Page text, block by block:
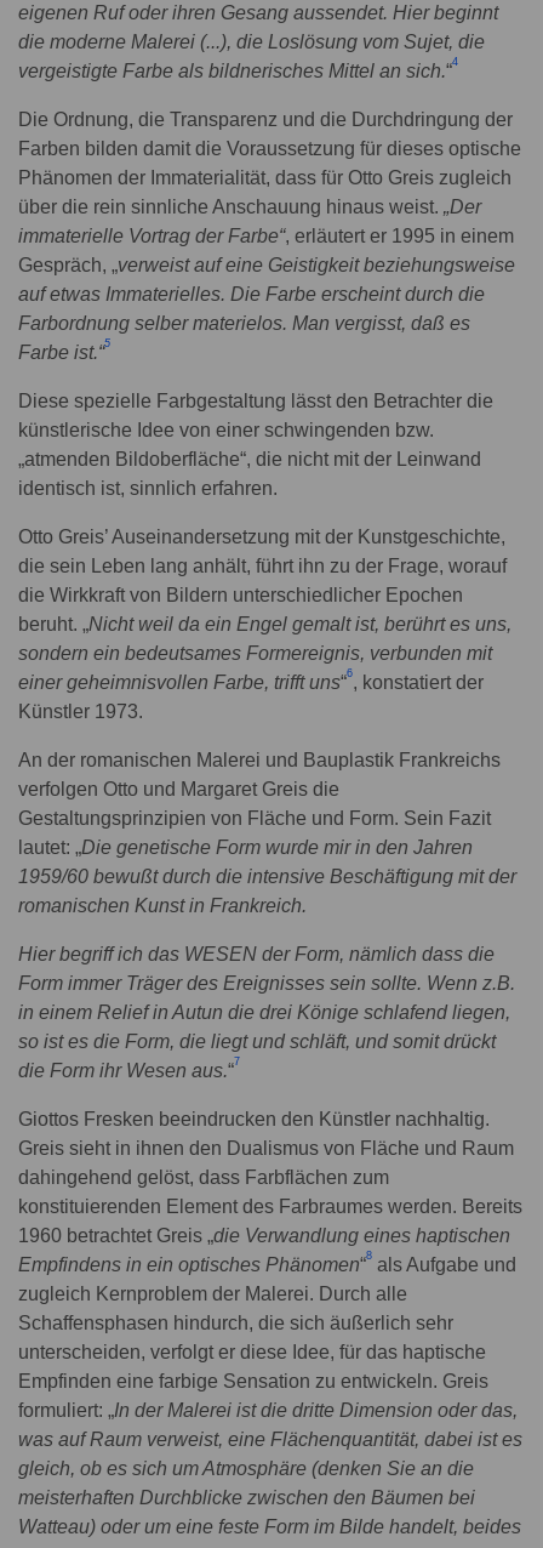
eigenen Ruf oder ihren Gesang aussendet. Hier beginnt
die moderne Malerei (...), die Loslösung vom Sujet, die
vergeistigte Farbe als bildnerisches Mittel an sich.“4
Die Ordnung, die Transparenz und die Durchdringung der
Farben bilden damit die Voraussetzung für dieses optische
Phänomen der Immaterialität, dass für Otto Greis zugleich
über die rein sinnliche Anschauung hinaus weist. „Der
immaterielle Vortrag der Farbe“, erläutert er 1995 in einem
Gespräch, „verweist auf eine Geistigkeit beziehungsweise
auf etwas Immaterielles. Die Farbe erscheint durch die
Farbordnung selber materielos. Man vergisst, daß es
Farbe ist.“5
Diese spezielle Farbgestaltung lässt den Betrachter die
künstlerische Idee von einer schwingenden bzw.
„atmenden Bildoberfläche“, die nicht mit der Leinwand
identisch ist, sinnlich erfahren.
Otto Greis’ Auseinandersetzung mit der Kunstgeschichte,
die sein Leben lang anhält, führt ihn zu der Frage, worauf
die Wirkkraft von Bildern unterschiedlicher Epochen
beruht. „Nicht weil da ein Engel gemalt ist, berührt es uns,
sondern ein bedeutsames Formereignis, verbunden mit
einer geheimnisvollen Farbe, trifft uns“6, konstatiert der
Künstler 1973.
An der romanischen Malerei und Bauplastik Frankreichs
verfolgen Otto und Margaret Greis die
Gestaltungsprinzipien von Fläche und Form. Sein Fazit
lautet: „Die genetische Form wurde mir in den Jahren
1959/60 bewußt durch die intensive Beschäftigung mit der
romanischen Kunst in Frankreich.
Hier begriff ich das WESEN der Form, nämlich dass die
Form immer Träger des Ereignisses sein sollte. Wenn z.B.
in einem Relief in Autun die drei Könige schlafend liegen,
so ist es die Form, die liegt und schläft, und somit drückt
die Form ihr Wesen aus.“7
Giottos Fresken beeindrucken den Künstler nachhaltig.
Greis sieht in ihnen den Dualismus von Fläche und Raum
dahingehend gelöst, dass Farbflächen zum
konstituierenden Element des Farbraumes werden. Bereits
1960 betrachtet Greis „die Verwandlung eines haptischen
Empfindens in ein optisches Phänomen“8 als Aufgabe und
zugleich Kernproblem der Malerei. Durch alle
Schaffensphasen hindurch, die sich äußerlich sehr
unterscheiden, verfolgt er diese Idee, für das haptische
Empfinden eine farbige Sensation zu entwickeln. Greis
formuliert: „In der Malerei ist die dritte Dimension oder das,
was auf Raum verweist, eine Flächenquantität, dabei ist es
gleich, ob es sich um Atmosphäre (denken Sie an die
meisterhaften Durchblicke zwischen den Bäumen bei
Watteau) oder um eine feste Form im Bilde handelt, beides